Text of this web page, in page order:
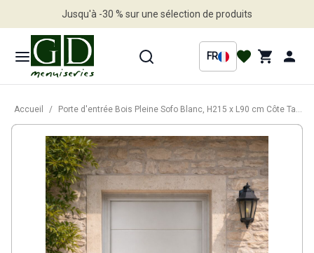
Jusqu'à -30 % sur une sélection de produits
FR
Accueil / Porte d'entrée Bois Pleine Sofo Blanc, H215 x L90 cm Côte Tableau, p.Droit